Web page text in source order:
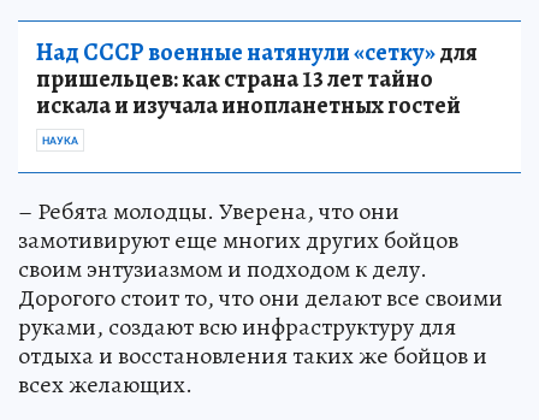
Над СССР военные натянули «сетку»для
пришельцев: как страна 13 лет тайно
искала и изучала инопланетных гостей
НАУКА
– Ребята молодцы. Уверена, что они
замотивируют еще многих других бойцов
своим энтузиазмом и подходом к делу.
Дорогого стоит то, что они делают все своими
руками, создают всю инфраструктуру для
отдыха и восстановления таких же бойцов и
всех желающих.